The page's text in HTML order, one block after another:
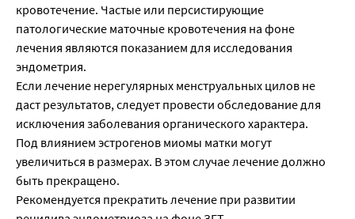
кровотечение. Частые или персистирующие
патологические маточные кровотечения на фоне
лечения являются показанием для исследования
эндометрия.
Если лечение нерегулярных менструальных цилов не
даст результатов, следует провести обследование для
исключения заболевания органического характера.
Под влиянием эстрогенов миомы матки могут
увеличиться в размерах. В этом случае лечение должно
быть прекращено.
Рекомендуется прекратить лечение при развитии